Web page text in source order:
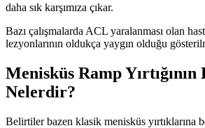
daha sık karşımıza çıkar.
Bazı çalışmalarda ACL yaralanması olan
lezyonlarının oldukça yaygın olduğu
Menisküs Ramp
Nelerdir?
Belirtiler bazen klasik menisküs yırtıklarına